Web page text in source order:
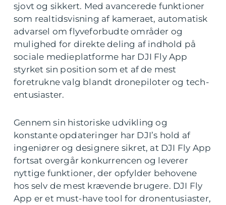
sjovt og sikkert. Med avancerede funktioner
som realtidsvisning af kameraet, automatisk
advarsel om flyveforbudte områder og
mulighed for direkte deling af indhold på
sociale medieplatforme har DJI Fly App
styrket sin position som et af de mest
foretrukne valg blandt dronepiloter og tech-
entusiaster.
Gennem sin historiske udvikling og
konstante opdateringer har DJI’s hold af
ingeniører og designere sikret, at DJI Fly App
fortsat overgår konkurrencen og leverer
nyttige funktioner, der opfylder behovene
hos selv de mest krævende brugere. DJI Fly
App er et must-have tool for dronentusiaster,